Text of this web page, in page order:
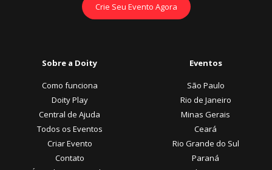
Crie Seu Evento Agora
Sobre a Doity
Como funciona
Doity Play
Central de Ajuda
Todos os Eventos
Criar Evento
Contato
Eventos
São Paulo
Rio de Janeiro
Minas Gerais
Ceará
Rio Grande do Sul
Paraná